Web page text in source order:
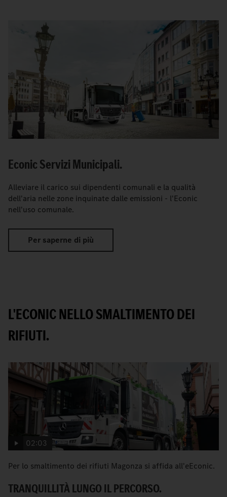
Econic Servizi Municipali.
Alleviare il carico sui dipendenti comunali e la qualità
dell'aria nelle zone inquinate dalle emissioni - l'Econic
nell'uso comunale.
Per saperne di più
L'ECONIC NELLO SMALTIMENTO DEI
RIFIUTI.
02:03
Per lo smaltimento dei rifiuti Magonza si affida all'eEconic.
TRANQUILLITÀ LUNGO IL PERCORSO.